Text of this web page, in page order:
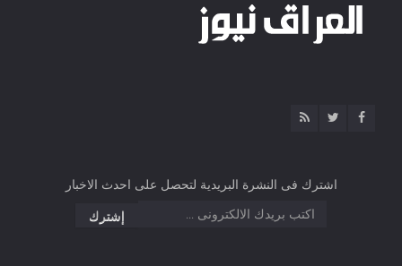
اشترك فى النشرة البريدية لتحصل على احدث الاخبار